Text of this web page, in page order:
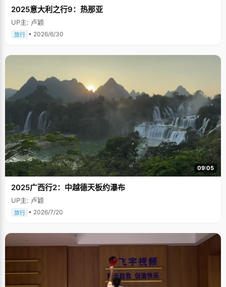
2025意大利之行9：热那亚
UP主: 卢颖
旅行 • 2026/6/30
09:05
2025广西行2：中越德天板约瀑布
UP主: 卢颖
旅行 • 2026/7/20